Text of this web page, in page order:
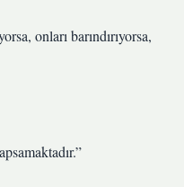
onları barındırıyorsa,